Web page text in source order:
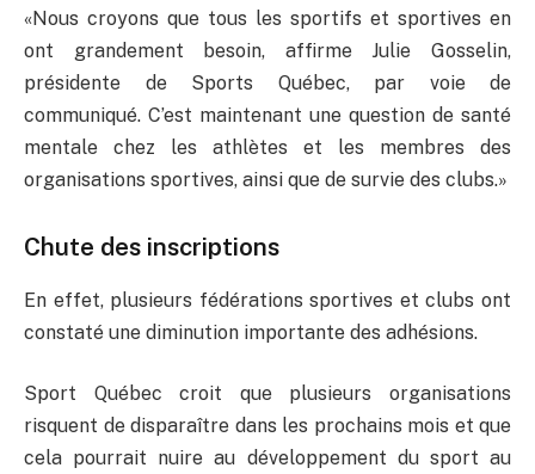
«Nous croyons que tous les sportifs et sportives en
ont grandement besoin, affirme Julie Gosselin,
présidente de Sports Québec, par voie de
communiqué. C’est maintenant une question de santé
mentale chez les athlètes et les membres des
organisations sportives, ainsi que de survie des clubs.»
Chute des inscriptions
En effet, plusieurs fédérations sportives et clubs ont
constaté une diminution importante des adhésions.
Sport Québec croit que plusieurs organisations
risquent de disparaître dans les prochains mois et que
cela pourrait nuire au développement du sport au